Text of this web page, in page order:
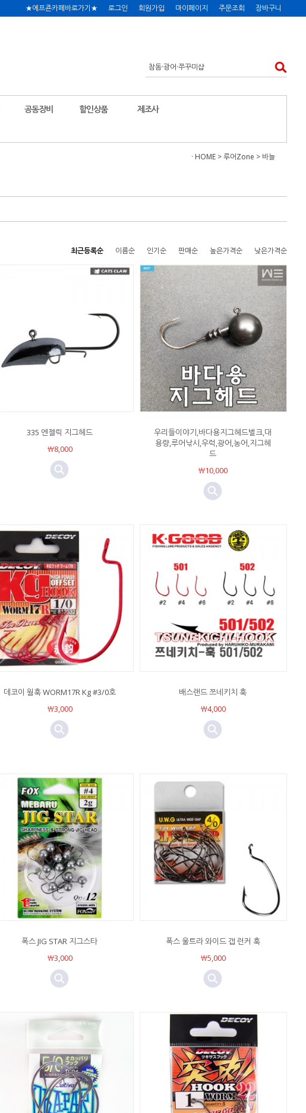
★에프죤카페바로가기★ 로그인 회원가입 마이페이지 주문조회 장바구니
공동장비 할인상품 제조사
· HOME >루어Zone > 바늘
최근등록순 이름순 인기순 판매순 높은가격순 낮은가격순
335 엔젤릭 지그헤드
￦8,000
우리들이야기,바다용지그헤드벌크,대
용량,루어낚시,우럭,광어,농어,지그헤
드
￦10,000
데코이 웜훅 WORM17R Kg #3/0호
￦3,000
배스랜드 쯔네키치 훅
￦4,000
폭스 JIG STAR 지그스타
￦3,000
폭스 울트라 와이드 갭 런커 훅
￦5,000